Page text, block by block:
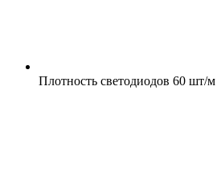
Плотность светодиодов 60 шт/м